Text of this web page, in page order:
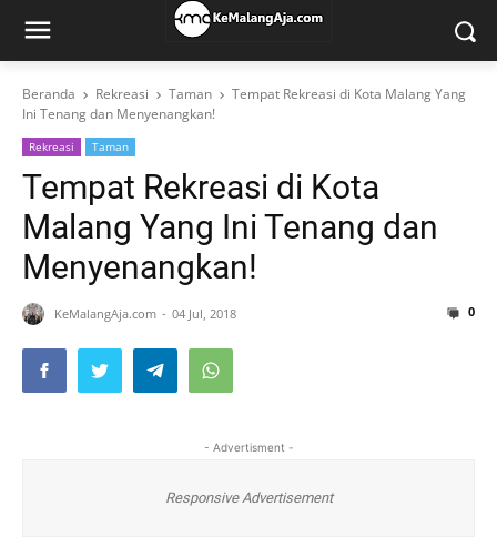
Beranda Rekreasi Taman
Tempat Rekreasi di Kota Malang Yang
Ini Tenang dan Menyenangkan!
Rekreasi Taman
Tempat Rekreasi di Kota
Malang Yang Ini Tenang dan
Menyenangkan!
KeMalangAja.com 04 Jul, 2018 0
- Advertisment -
Responsive Advertisement